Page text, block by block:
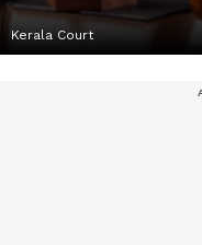
Kerala Court